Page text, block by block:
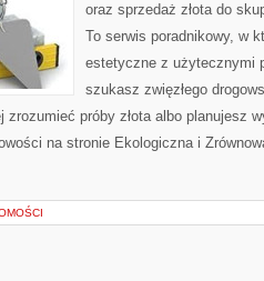
oraz sprzedaż złota do
To serwis poradnikowy, w
estetyczne z użytecznymi
szukasz zwięzłego
próby złota albo planujesz
na stronie Ekologiczna i